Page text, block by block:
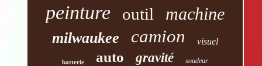
peinture outil machine
milwaukee camion visuel
batterie auto gravité soudeur